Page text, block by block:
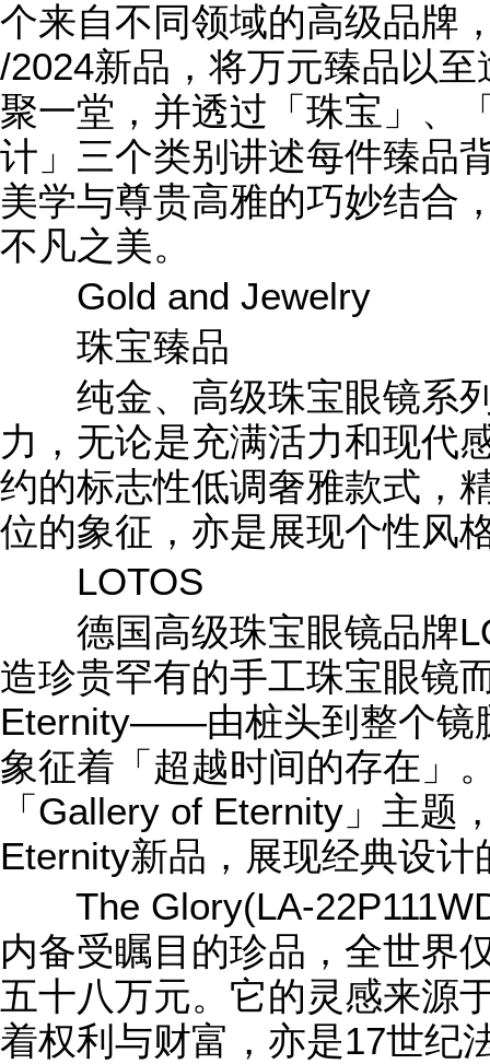
个来自不同领域的高级品牌
/2024新品，将万元臻品以
聚一堂，并透过「珠宝」、
计」三个类别讲述每件臻品
美学与尊贵高雅的巧妙结合
不凡之美。
Gold and Jewelry
珠宝臻品
纯金、高级珠宝眼镜系列
力，无论是充满活力和现代
约的标志性低调奢雅款式，
位的象征，亦是展现个性风
LOTOS
德国高级珠宝眼镜品牌
造珍贵罕有的手工珠宝眼镜
Eternity——由桩头到整个镜
象征着「超越时间的存在」
「Gallery of Eternity」主题
Eternity新品，展现经典设计
The Glory(LA-
内备受瞩目的珍品，全世界
五十八万元。它的灵感来源
着权利与财富，亦是17世纪